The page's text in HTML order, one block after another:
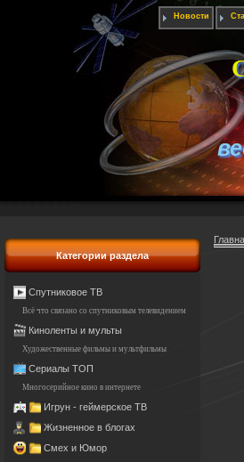
Новости
Категории раздела
Спутниковое ТВ
Всё что связано со спутниковым телевидением
Киноленты и мульты
Художественные фильмы и мультфильмы
Сериалы ТОП
Многосерийное кино в интернете
Игрун - геймерское ТВ
Жизненное в блогах
Смех и Юмор